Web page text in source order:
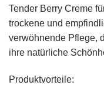
Tender Berry Creme
trockene und
verwöhnende Pflege,
ihre natürliche
Produktvorteile: